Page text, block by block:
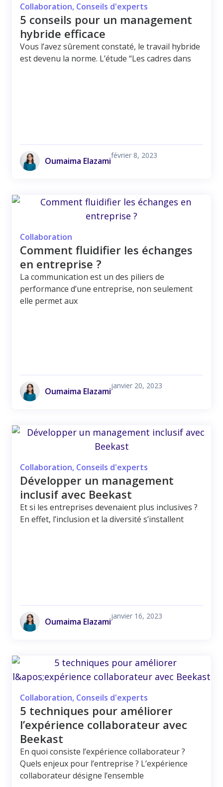
Collaboration, Conseils d'experts
5 conseils pour un management
hybride efficace
Vous l’avez sûrement constaté, le travail hybride
est devenu la norme. L’étude “Les cadres dans
Oumaima Elazami
février 8, 2023
Collaboration
Comment fluidifier les échanges
en entreprise ?
La communication est un des piliers de
performance d’une entreprise, non seulement
elle permet aux
Oumaima Elazami
janvier 20, 2023
Collaboration, Conseils d'experts
Développer un management
inclusif avec Beekast
Et si les entreprises devenaient plus inclusives ?
En effet, l’inclusion et la diversité s’installent
Oumaima Elazami
janvier 16, 2023
Collaboration, Conseils d'experts
5 techniques pour améliorer
l’expérience collaborateur avec
Beekast
En quoi consiste l’expérience collaborateur ?
Quels enjeux pour l’entreprise ? L’expérience
collaborateur désigne l’ensemble